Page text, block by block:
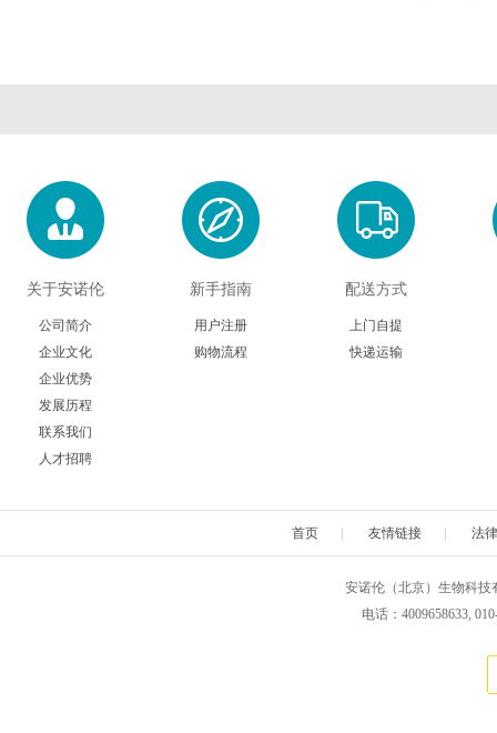
关于安诺伦
公司简介
企业文化
企业优势
发展历程
联系我们
人才招聘
新手指南
用户注册
购物流程
配送方式
上门自提
快递运输
首页 友情链接 法
安诺伦（北京）生物科技
电话：4009658633,